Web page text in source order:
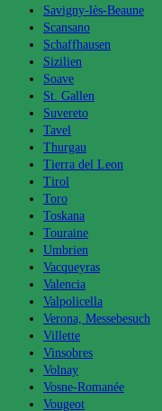
Savigny-lès-Beaune
Scansano
Schaffhausen
Sizilien
Soave
St. Gallen
Suvereto
Tavel
Thurgau
Tierra del Leon
Tirol
Toro
Toskana
Touraine
Umbrien
Vacqueyras
Valencia
Valpolicella
Verona, Messebesuch
Villette
Vinsobres
Volnay
Vosne-Romanée
Vougeot